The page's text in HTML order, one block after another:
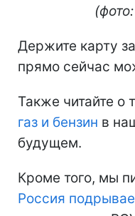
Держите карту
прямо сейчас
Также читайте о
газ и бензин в
будущем.
Кроме того, мы
Россия